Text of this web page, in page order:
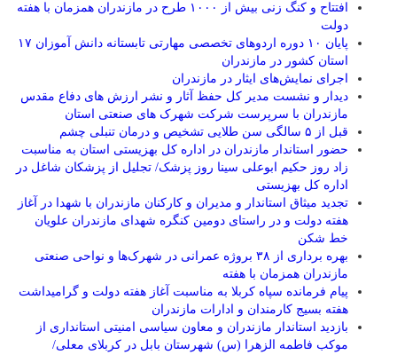
افتتاح و کنگ زنی بیش از ۱۰۰۰ طرح در مازندران همزمان با هفته
دولت
پایان ۱۰ دوره اردوهای تخصصی مهارتی تابستانه دانش آموزان ۱۷
استان کشور در مازندران
اجرای نمایش‌های ایثار در مازندران
دیدار و نشست مدیر کل حفظ آثار و نشر ارزش های دفاع مقدس
مازندران با سرپرست شرکت شهرک های صنعتی استان
قبل از ۵ سالگی سن طلایی تشخیص و درمان تنبلی چشم
حضور استاندار مازندران در اداره کل بهزیستی استان به مناسبت
زاد روز حکیم ابوعلی سینا روز پزشک/ تجلیل از پزشکان شاغل در
اداره کل بهزیستی
تجدید میثاق استاندار و مدیران و کارکنان مازندران با شهدا در آغاز
هفته دولت و در راستای دومین کنگره شهدای مازندران علویان
خط شکن
بهره برداری از ۳۸ بروژه عمرانی در شهرک‌ها و نواحی صنعتی
مازندران همزمان با هفته
پیام فرمانده سپاه کربلا به مناسبت آغاز هفته دولت و گرامیداشت
هفته بسیج کارمندان و ادارات مازندران
بازدید استاندار مازندران و معاون سیاسی امنیتی استانداری از
موکب فاطمه الزهرا (س) شهرستان بابل در کربلای معلی/